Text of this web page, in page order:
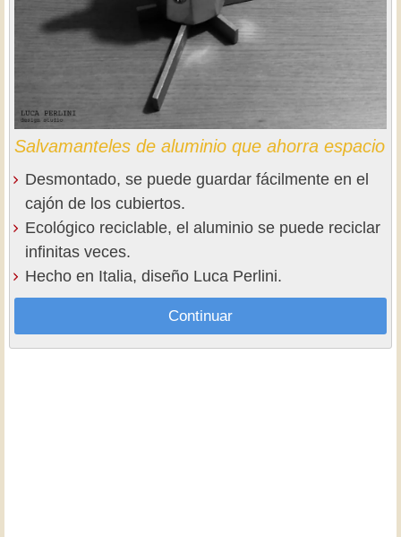
Salvamanteles de aluminio que ahorra espacio
Desmontado, se puede guardar fácilmente en el
cajón de los cubiertos.
Ecológico reciclable, el aluminio se puede reciclar
infinitas veces.
Hecho en Italia, diseño Luca Perlini.
Continuar